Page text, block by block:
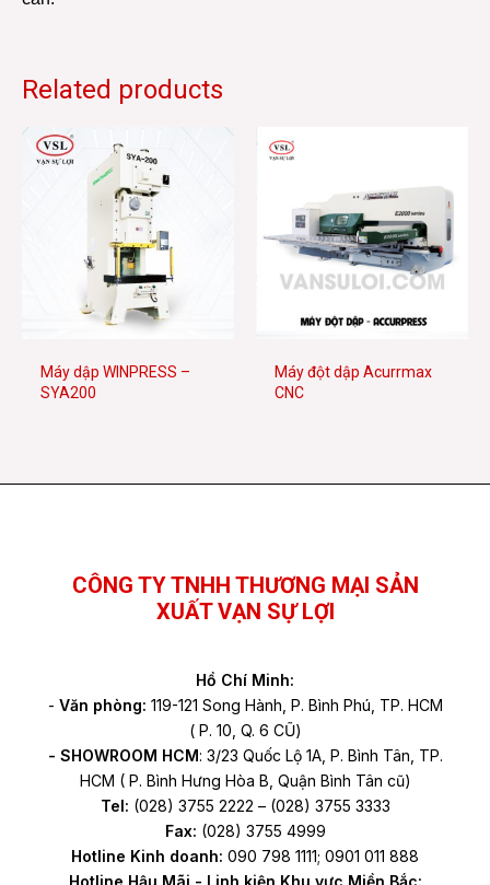
Related products
Máy dập WINPRESS –
SYA200
Máy đột dập Acurrmax
CNC
CÔNG TY TNHH THƯƠNG MẠI SẢN
XUẤT VẠN SỰ LỢI
Hồ Chí Minh:
- Văn phòng: 119-121 Song Hành, P. Bình Phú, TP. HCM
( P. 10, Q. 6 CŨ)
- SHOWROOM HCM: 3/23 Quốc Lộ 1A, P. Bình Tân, TP.
HCM ( P. Bình Hưng Hòa B, Quận Bình Tân cũ)
Tel: (028) 3755 2222 – (028) 3755 3333
Fax: (028) 3755 4999
Hotline Kinh doanh: 090 798 1111; 0901 011 888
Hotline Hậu Mãi - Linh kiện Khu vực Miền Bắc:
Facebook
YouTube
TikTok